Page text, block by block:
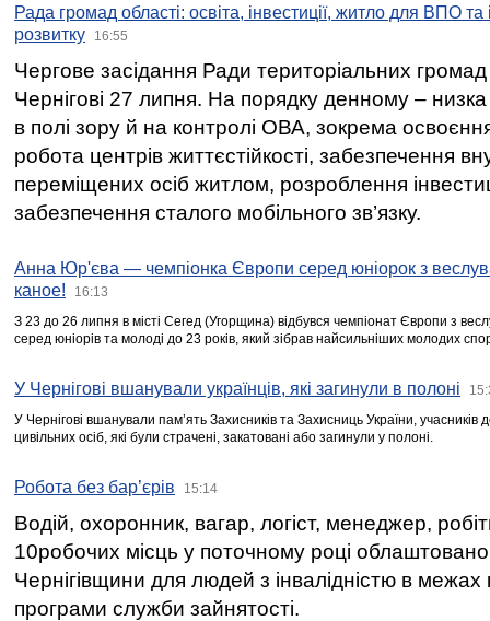
Рада громад області: освіта, інвестиції, житло для ВПО
розвитку
16:55
Чергове засідання Ради територіальних громад
Чернігові 27 липня. На порядку денному –
в полі зору й на контролі ОВА, зокрема освоєння
робота центрів життєстійкості, забезпечення
переміщених осіб житлом, розроблення
забезпечення сталого мобільного зв’язку.
Анна Юр'єва — чемпіонка Європи серед юніорок з
каное!
16:13
З 23 до 26 липня в місті Сегед (Угорщина) відбувся чемпіонат Європи з
серед юніорів та молоді до 23 років, який зібрав найсильніших молодих
У Чернігові вшанували українців, які загинули в полоні
У Чернігові вшанували пам’ять Захисників та Захисниць України,
цивільних осіб, які були страчені, закатовані або загинули у полоні.
Робота без бар’єрів 15:14
Водій, охоронник, вагар, логіст, менеджер,
10робочих місць у поточному році
Чернігівщини для людей з інвалідністю в межах
програми служби зайнятості.